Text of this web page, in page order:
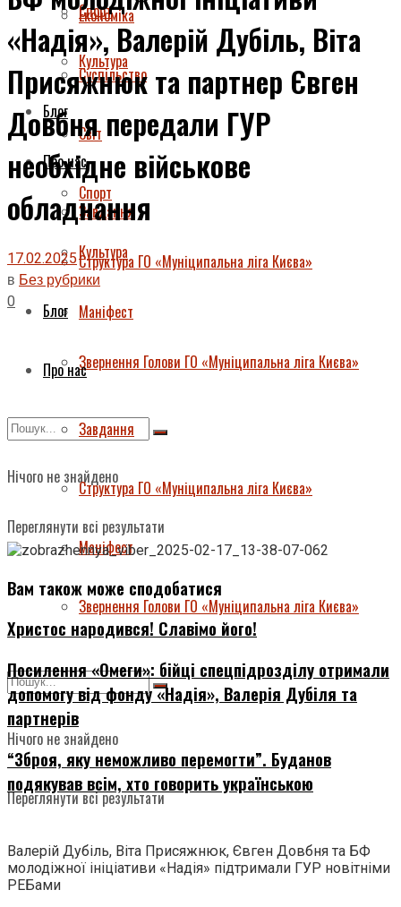
Спорт
Культура
Блог
Про нас
Завдання
Структура ГО «Муніципальна ліга Києва»
Маніфест
Звернення Голови ГО «Муніципальна ліга Києва»
Нічого не знайдено
Переглянути всі результати
Економіка
Суспільство
Світ
Спорт
Культура
Блог
Про нас
Завдання
Структура ГО «Муніципальна ліга Києва»
Маніфест
Звернення Голови ГО «Муніципальна ліга Києва»
Нічого не знайдено
Переглянути всі результати
«Надія», Валерій Дубіль, Віта
Присяжнюк та партнер Євген
Довбня передали ГУР
необхідне військове
обладнання
17.02.2025
в Без рубрики
0
Вам також може сподобатися
Христос народився! Славімо його!
Посилення «Омеги»: бійці спецпідрозділу отримали
допомогу від фонду «Надія», Валерія Дубіля та
партнерів
“Зброя, яку неможливо перемогти”. Буданов
подякував всім, хто говорить українською
Валерій Дубіль, Віта Присяжнюк, Євген Довбня та БФ
молодіжної ініціативи «Надія» підтримали ГУР новітніми
РЕБами